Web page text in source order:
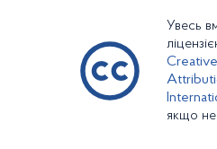
Увесь
якщо не